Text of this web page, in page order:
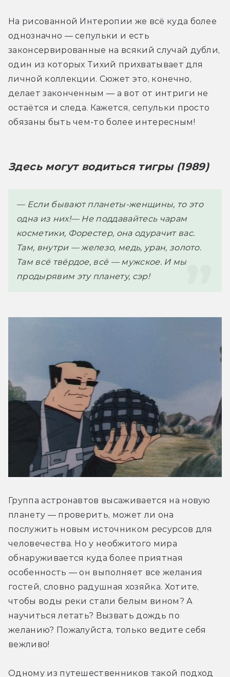
На рисованной Интеропии же всё куда более
однозначно — сепульки и есть
законсервированные на всякий случай дубли,
один из которых Тихий прихватывает для
личной коллекции. Сюжет это, конечно,
делает законченным — а вот от интриги не
остаётся и следа. Кажется, сепульки просто
обязаны быть чем-то более интересным!
Здесь могут водиться тигры (1989)
— Если бывают планеты-женщины, то это
одна из них!— Не поддавайтесь чарам
косметики, Форестер, она одурачит вас.
Там, внутри — железо, медь, уран, золото.
Там всё твёрдое, всё — мужское. И мы
продырявим эту планету, сэр!
Группа астронавтов высаживается на новую
планету — проверить, может ли она
послужить новым источником ресурсов для
человечества. Но у необжитого мира
обнаруживается куда более приятная
особенность — он выполняет все желания
гостей, словно радушная хозяйка. Хотите,
чтобы воды реки стали белым вином? А
научиться летать? Вызвать дождь по
желанию? Пожалуйста, только ведите себя
вежливо!
Одному из путешественников такой подход